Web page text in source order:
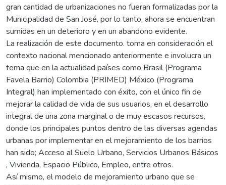
gran cantidad de urbanizaciones no fueran formalizadas por la
Municipalidad de San José, por lo tanto, ahora se encuentran
sumidas en un deterioro y en un abandono evidente.
La realización de este documento. toma en consideración el
contexto nacional mencionado anteriormente e involucra un
tema que en la actualidad países como Brasil (Programa
Favela Barrio) Colombia (PRIMED) México (Programa
Integral) han implementado con éxito, con el único fin de
mejorar la calidad de vida de sus usuarios, en el desarrollo
integral de una zona marginal o de muy escasos recursos,
donde los principales puntos dentro de las diversas agendas
urbanas por implementar en el mejoramiento de los barrios
han sido; Acceso al Suelo Urbano, Servicios Urbanos Básicos
, Vivienda, Espacio Público, Empleo, entre otros.
Así mismo, el modelo de mejoramiento urbano que se